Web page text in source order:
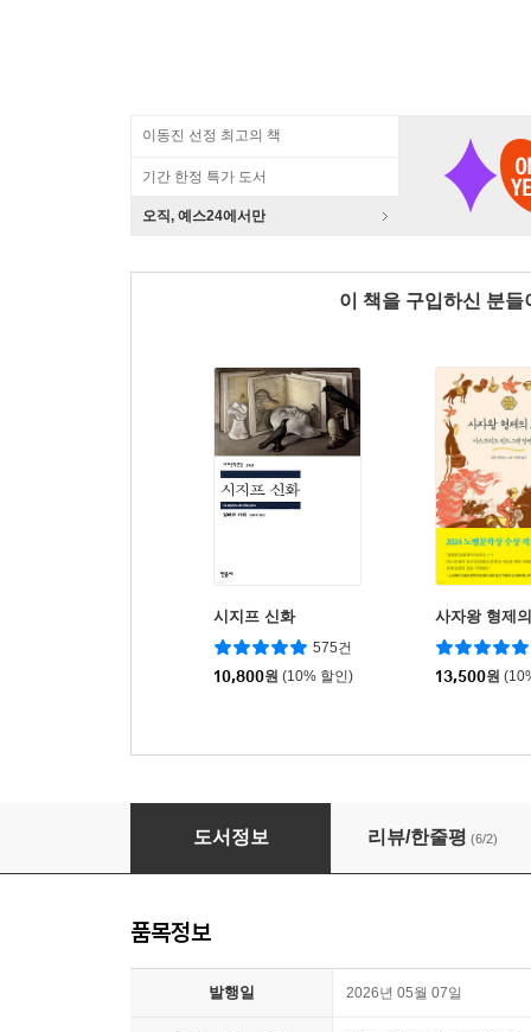
이동진 선정 최고의 책
기간 한정 특가 도서
오직, 예스24에서만
이 책을 구입하신 분
시지프 신화
575건
10,800원 (10% 할인)
사자왕 형제
13,500원
우리가 사랑한 책
도서정보 리뷰/한줄평 (6/2)
품목정보
발행일 2026년 05월 07일